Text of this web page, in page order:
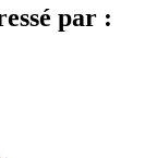
par :